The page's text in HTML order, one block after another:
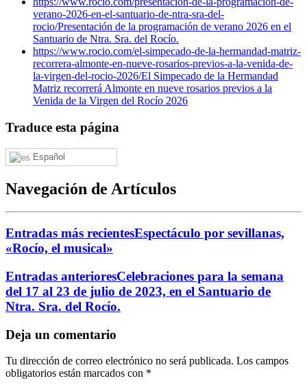
verano-2026-en-el-santuario-de-ntra-sra-del-
rocio/Presentación de la programación de verano 2026 en el
Santuario de Ntra. Sra. del Rocío.
https://www.rocio.com/el-simpecado-de-la-hermandad-matriz-
recorrera-almonte-en-nueve-rosarios-previos-a-la-venida-de-
la-virgen-del-rocio-2026/El Simpecado de la Hermandad
Matriz recorrerá Almonte en nueve rosarios previos a la
Venida de la Virgen del Rocío 2026
Traduce esta página
Español
Navegación de Artículos
Entradas más recientesEspectáculo por sevillanas,
«Rocío, el musical»
Entradas anterioresCelebraciones para la semana
del 17 al 23 de julio de 2023, en el Santuario de
Ntra. Sra. del Rocío.
Deja un comentario
Tu dirección de correo electrónico no será publicada. Los campos
obligatorios están marcados con *